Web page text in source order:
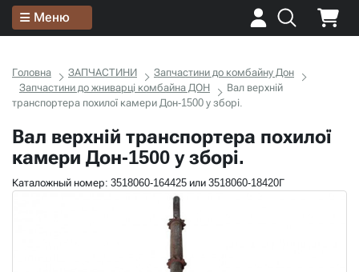
Меню
Головна ЗАПЧАСТИНИ
Запчастини до комбайну Дон
Запчастини до жниварці комбайна ДОН
Вал верхній
транспортера похилої камери Дон-1500 у зборі.
Вал верхній транспортера похилої
камери Дон-1500 у зборі.
Каталожный номер: 3518060-164425 или 3518060-18420Г